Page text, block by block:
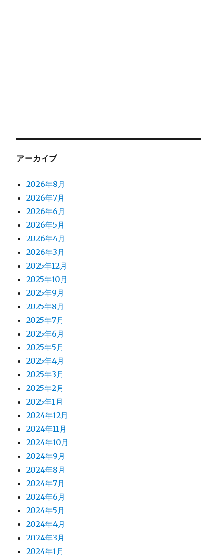
アーカイブ
2026年8月
2026年7月
2026年6月
2026年5月
2026年4月
2026年3月
2025年12月
2025年10月
2025年9月
2025年8月
2025年7月
2025年6月
2025年5月
2025年4月
2025年3月
2025年2月
2025年1月
2024年12月
2024年11月
2024年10月
2024年9月
2024年8月
2024年7月
2024年6月
2024年5月
2024年4月
2024年3月
2024年1月